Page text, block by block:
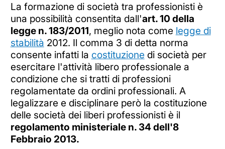
La formazione di società tra professionisti è
una possibilità consentita dall'art. 10 della
legge n. 183/2011, meglio nota come legge di
stabilità 2012. Il comma 3 di detta norma
consente infatti la costituzione di società per
esercitare l'attività libero professionale a
condizione che si tratti di professioni
regolamentate da ordini professionali. A
legalizzare e disciplinare però la costituzione
delle società dei liberi professionisti è il
regolamento ministeriale n. 34 dell'8
Febbraio 2013.